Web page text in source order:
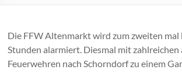
Die FFW Altenmarkt wird zum zweiten mal
Stunden alarmiert. Diesmal mit zahlreichen
Feuerwehren nach Schorndorf zu einem